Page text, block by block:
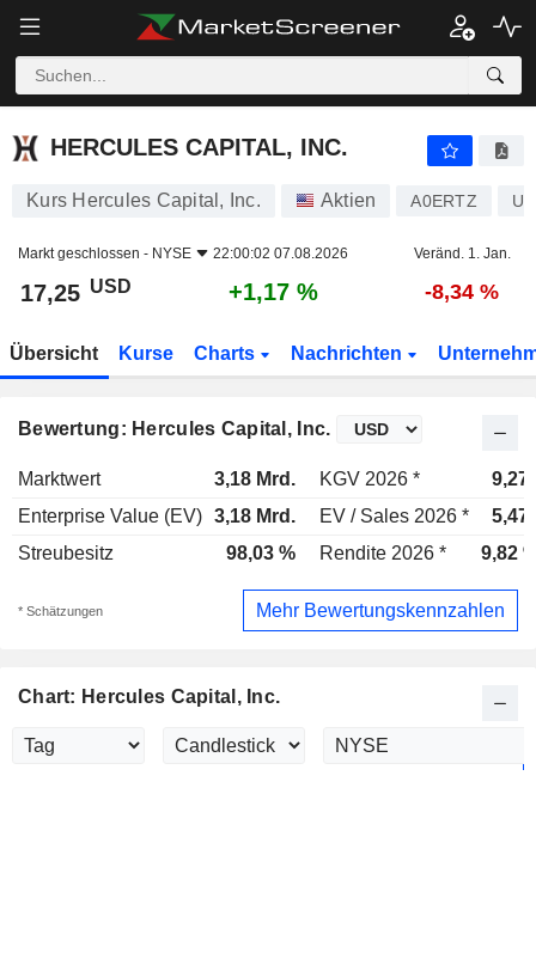
HERCULES CAPITAL, INC.
HERCULES CAPITAL, INC.
Kurs Hercules Capital, Inc. Aktien A0ERTZ
Markt geschlossen - NYSE 22:00:02 07.08.2026 Veränd. 1. Jan.
17,25 USD +1,17 % -8,34 %
Übersicht Kurse Charts Nachrichten
Bewertung: Hercules Capital, Inc.
Marktwert 3,18 Mrd. KGV 2026 *
Enterprise Value (EV) 3,18 Mrd. EV / Sales 2026 *
Streubesitz
98,03 % Rendite 2026 * 9,82
* Schätzungen Mehr Bewertungskennzahlen
Chart: Hercules Capital, Inc.